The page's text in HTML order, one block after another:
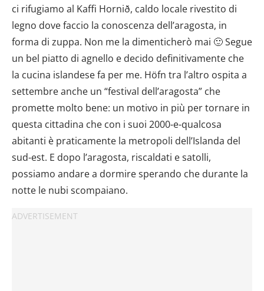
ci rifugiamo al Kaffi Hornið, caldo locale rivestito di
legno dove faccio la conoscenza dell’aragosta, in
forma di zuppa. Non me la dimenticherò mai 🙂 Segue
un bel piatto di agnello e decido definitivamente che
la cucina islandese fa per me. Höfn tra l’altro ospita a
settembre anche un “festival dell’aragosta” che
promette molto bene: un motivo in più per tornare in
questa cittadina che con i suoi 2000-e-qualcosa
abitanti è praticamente la metropoli dell’Islanda del
sud-est. E dopo l’aragosta, riscaldati e satolli,
possiamo andare a dormire sperando che durante la
notte le nubi scompaiano.